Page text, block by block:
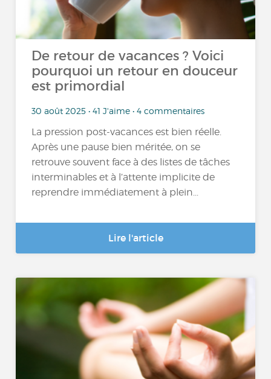
De retour de vacances ? Voici
pourquoi un retour en douceur
est primordial
30 août 2025 • 41 J'aime • 4 commentaires
La pression post-vacances est bien réelle.
Après une pause bien méritée, on se
retrouve souvent face à des listes de tâches
interminables et à l’attente implicite de
reprendre immédiatement à plein...
Lire l'article